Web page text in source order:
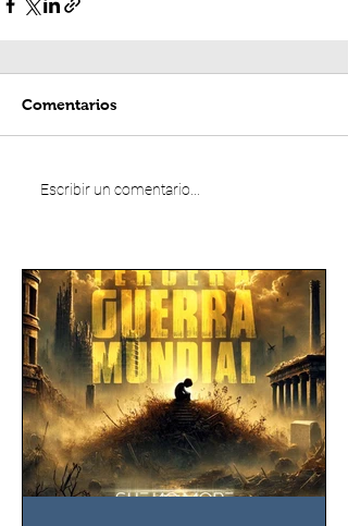
Comentarios
Escribir un comentario...